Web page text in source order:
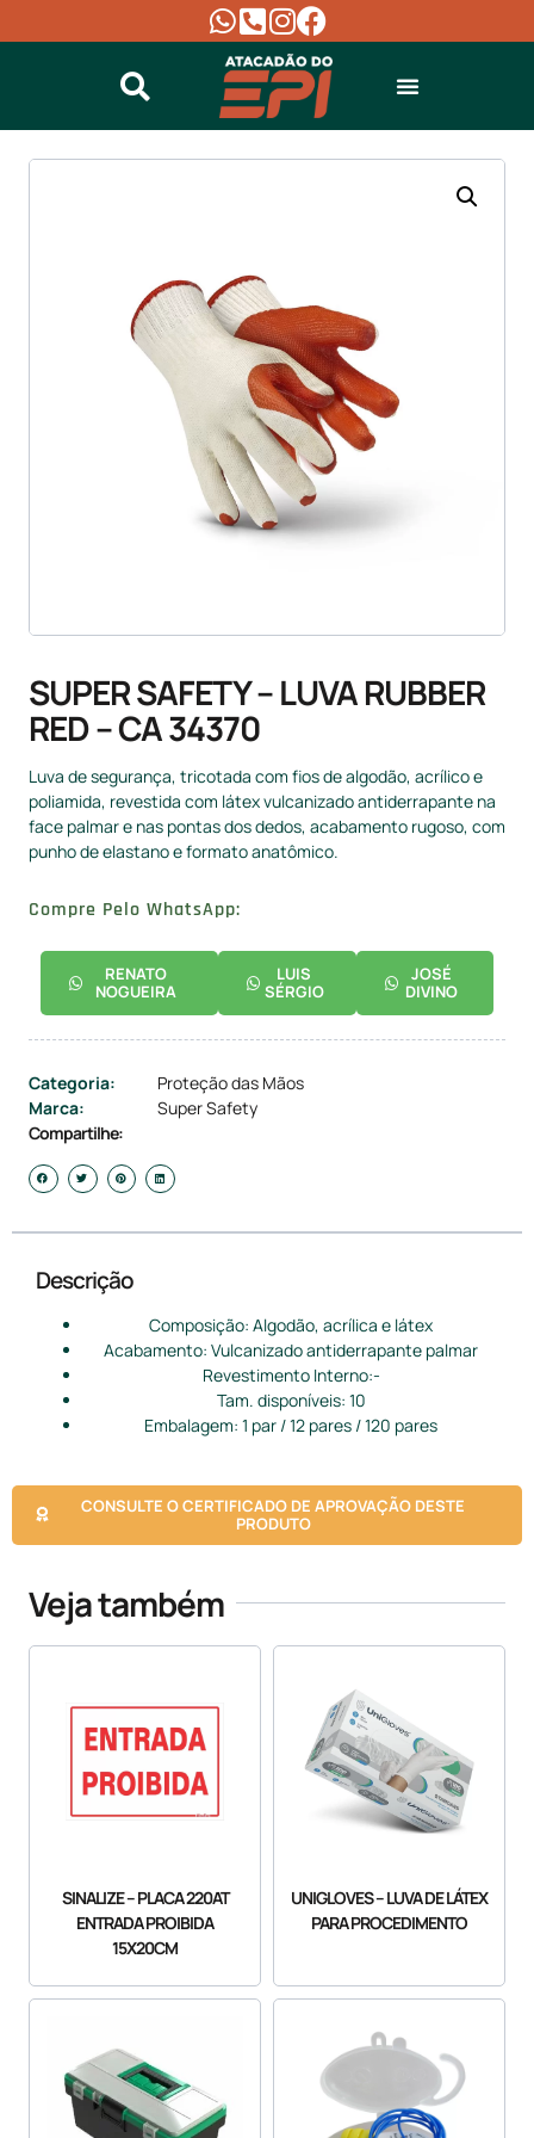
SUPER SAFETY – LUVA RUBBER
RED – CA 34370
Luva de segurança, tricotada com fios de algodão, acrílico e
poliamida, revestida com látex vulcanizado antiderrapante na
face palmar e nas pontas dos dedos, acabamento rugoso, com
punho de elastano e formato anatômico.
Compre Pelo WhatsApp:
RENATO
NOGUEIRA
LUIS
SÉRGIO
JOSÉ
DIVINO
Categoria:
Proteção das Mãos
Marca:
Super Safety
Compartilhe:
Descrição
Composição: Algodão, acrílica e látex
Acabamento: Vulcanizado antiderrapante palmar
Revestimento Interno:-
Tam. disponíveis: 10
Embalagem: 1 par / 12 pares / 120 pares
CONSULTE O CERTIFICADO DE APROVAÇÃO DESTE
PRODUTO
Veja também
SINALIZE – PLACA 220AT
ENTRADA PROIBIDA
15X20CM
UNIGLOVES – LUVA DE LÁTEX
PARA PROCEDIMENTO